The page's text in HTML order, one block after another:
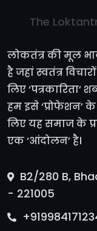
The
लोकतंत्र की मूल
है जहां स्वतंत्र
लिए
हम इसे ‘प्रोफेशन’
लिए यह समाज के
एक ‘आंदोलन’ है।
B2/280 B,
- 221005